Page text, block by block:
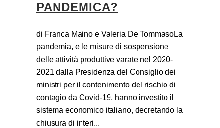
PANDEMICA?
di Franca Maino e Valeria De TommasoLa
pandemia, e le misure di sospensione
delle attività produttive varate nel 2020-
2021 dalla Presidenza del Consiglio dei
ministri per il contenimento del rischio di
contagio da Covid-19, hanno investito il
sistema economico italiano, decretando la
chiusura di interi...